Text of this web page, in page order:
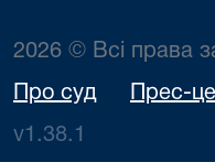
2026 © Всі права
Про суд Прес-
v1.38.1